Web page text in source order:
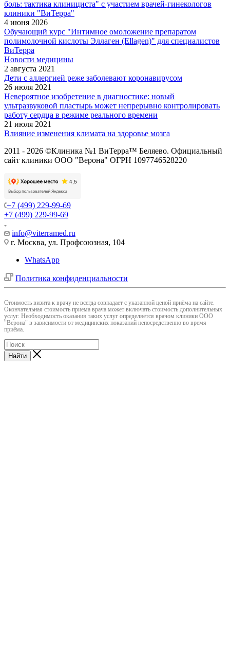
боль: тактика клинициста" с участием врачей-гинекологов
клиники "ВиТерра"
4 июня 2026
Обучающий курс "Интимное омоложение препаратом
полимолочной кислоты Эллаген (Ellagen)" для специалистов
ВиТерра
Новости медицины
2 августа 2021
Дети с аллергией реже заболевают коронавирусом
26 июля 2021
Невероятное изобретение в диагностике: новый
ультразвуковой пластырь может непрерывно контролировать
работу сердца в режиме реального времени
21 июля 2021
Влияние изменения климата на здоровье мозга
2011 - 2026 ©Клиника №1 ВиТерра™ Беляево. Официальный
сайт клиники ООО "Верона" ОГРН 1097746528220
+7 (499) 229-99-69
+7 (499) 229-99-69
info@viterramed.ru
г. Москва, ул. Профсоюзная, 104
WhatsApp
Политика конфиденциальности
Cтоимость визита к врачу не всегда совпадает с указанной ценой приёма на сайте.
Окончательная стоимость приема врача может включать стоимость дополнительных
услуг. Необходимость оказания таких услуг определяется врачом клиники ООО
"Верона" в зависимости от медицинских показаний непосредственно во время
приёма.
Найти